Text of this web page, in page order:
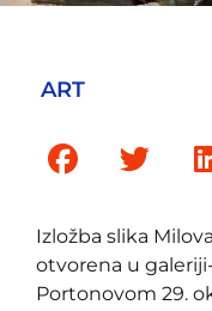
ART
Izložba slika
otvorena u
Portonovom 29.